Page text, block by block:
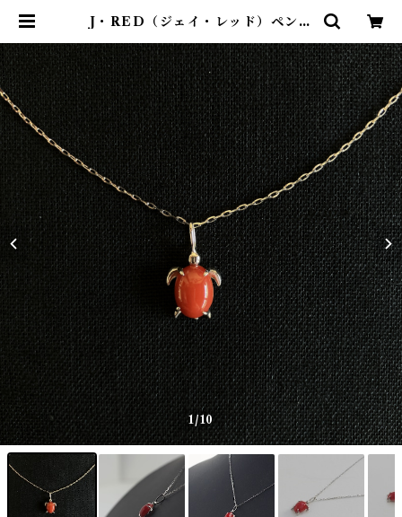
J・RED（ジェイ・レッド）ペンダ
ンラインショップ
1/10